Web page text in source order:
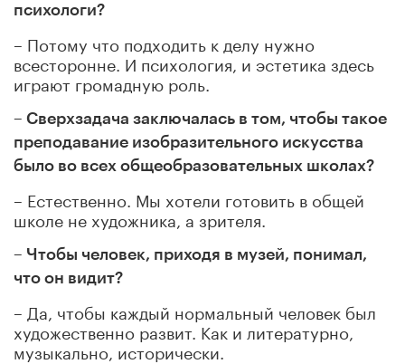
психологи?
– Потому что подходить к делу нужно
всесторонне. И психология, и эстетика здесь
играют громадную роль.
– Сверхзадача заключалась в том, чтобы такое
преподавание изобразительного искусства
было во всех общеобразовательных школах?
– Естественно. Мы хотели готовить в общей
школе не художника, а зрителя.
– Чтобы человек, приходя в музей, понимал,
что он видит?
– Да, чтобы каждый нормальный человек был
художественно развит. Как и литературно,
музыкально, исторически.